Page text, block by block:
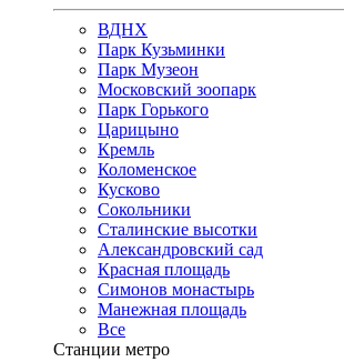
ВДНХ
Парк Кузьминки
Парк Музеон
Московский зоопарк
Парк Горького
Царицыно
Кремль
Коломенское
Кусково
Сокольники
Сталинские высотки
Александровский сад
Красная площадь
Симонов монастырь
Манежная площадь
Все
Станции метро